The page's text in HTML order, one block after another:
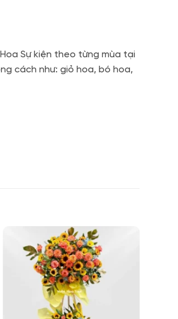
Sự kiện theo từng mùa tại
cách như: giỏ hoa, bó hoa,